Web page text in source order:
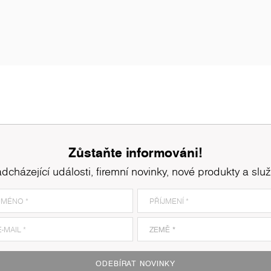
Zůstaňte informováni!
události, firemní novinky, nové produkty a
ODEBÍRAT NOVINKY